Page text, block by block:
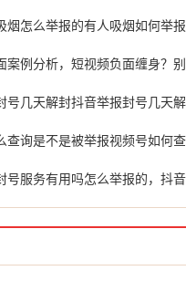
烟怎么举报的有人吸烟如何举报
例分析，短视频负面缠身？别慌，
解封抖音举报封号几天解封？揭秘抖音平台的
查询是不是被举报视频号如何
有用吗怎么举报的，抖音举报封号服务有用吗？